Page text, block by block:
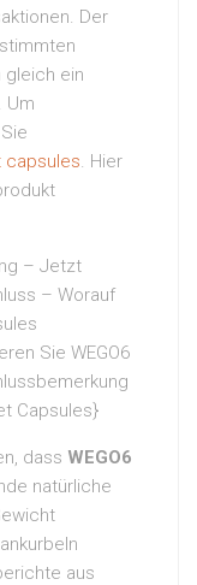
Der
gleich ein
Um
capsules. Hier
– Jetzt
– Worauf
Sie WEGO6
Capsules}
dass WEGO6
natürliche
aus